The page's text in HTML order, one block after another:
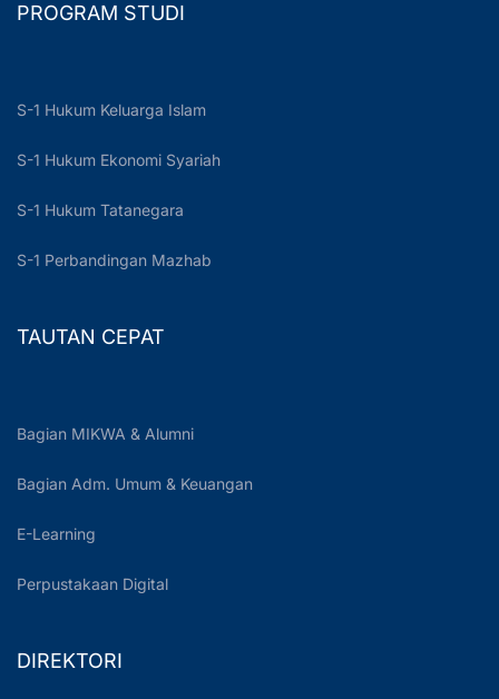
PROGRAM STUDI
S-1 Hukum Keluarga Islam
S-1 Hukum Ekonomi Syariah
S-1 Hukum Tatanegara
S-1 Perbandingan Mazhab
TAUTAN CEPAT
Bagian MIKWA & Alumni
Bagian Adm. Umum & Keuangan
E-Learning
Perpustakaan Digital
DIREKTORI